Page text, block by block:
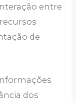
entre
de
dos